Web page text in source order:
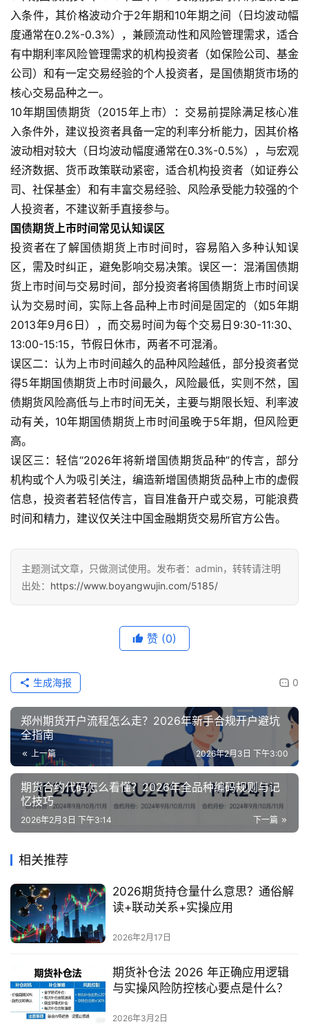
期
货
期
货
入
门
期
货
行
情
黄
金
期
货
入条件，其价格波动介于2年期和10年期之间（日均波动幅
度通常在0.2%-0.3%），兼顾流动性和风险管理需求，适合
有中期利率风险管理需求的机构投资者（如保险公司、基金
公司）和有一定交易经验的个人投资者，是国债期货市场的
核心交易品种之一。
10年期国债期货（2015年上市）：交易前提除满足核心准
入条件外，建议投资者具备一定的利率分析能力，因其价格
波动相对较大（日均波动幅度通常在0.3%-0.5%），与宏观
经济数据、货币政策联动紧密，适合机构投资者（如证券公
司、社保基金）和有丰富交易经验、风险承受能力较强的个
人投资者，不建议新手直接参与。
国债期货上市时间常见认知误区
投资者在了解国债期货上市时间时，容易陷入多种认知误
区，需及时纠正，避免影响交易决策。误区一：混淆国债期
货上市时间与交易时间，部分投资者将国债期货上市时间误
认为交易时间，实际上各品种上市时间是固定的（如5年期
2013年9月6日），而交易时间为每个交易日9:30-11:30、
13:00-15:15，节假日休市，两者不可混淆。
误区二：认为上市时间越久的品种风险越低，部分投资者觉
得5年期国债期货上市时间最久，风险最低，实则不然，国
债期货风险高低与上市时间无关，主要与期限长短、利率波
动有关，10年期国债期货上市时间虽晚于5年期，但风险更
高。
误区三：轻信“2026年将新增国债期货品种”的传言，部分
机构或个人为吸引关注，编造新增国债期货品种上市的虚假
信息，投资者若轻信传言，盲目准备开户或交易，可能浪费
时间和精力，建议仅关注中国金融期货交易所官方公告。
主题测试文章，只做测试使用。发布者：admin，转转请注明
出处： https://www.boyangwujin.com/5185/
赞 (0)
0
生成海报
郑州期货开户流程怎么走？2026年新手合规开户避坑
全指南
上一篇 2026年2月3日 下午3:00
期货合约代码怎么看懂？2026年全品种编码规则与记
忆技巧
下一篇
2026年2月3日 下午3:14
相关推荐
2026期货持仓量什么意思？通俗解
读+联动关系+实操应用
2026年2月17日
期货补仓法 2026 年正确应用逻辑
与实操风险防控核心要点是什么？
2026年3月2日